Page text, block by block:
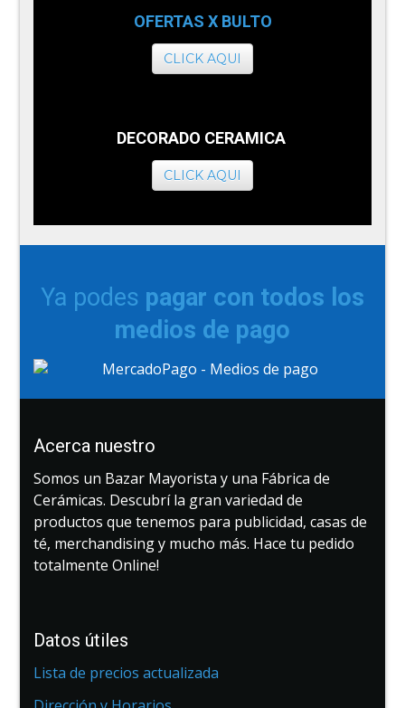
OFERTAS X BULTO
CLICK AQUI
DECORADO CERAMICA
CLICK AQUI
Ya podes pagar con todos los
medios de pago
Acerca nuestro
Somos un Bazar Mayorista y una Fábrica de
Cerámicas. Descubrí la gran variedad de
productos que tenemos para publicidad, casas de
té, merchandising y mucho más. Hace tu pedido
totalmente Online!
Datos útiles
Lista de precios actualizada